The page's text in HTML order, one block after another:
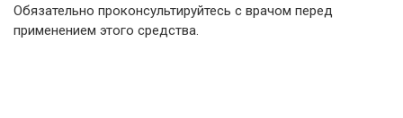
Обязательно проконсультируйтесь с врачом перед
применением этого средства.